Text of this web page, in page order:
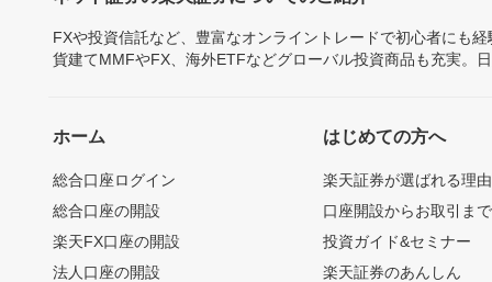
FXや投資信託など、豊富なオンライントレードで初心者にも
貨建てMMFやFX、海外ETFなどグローバル投資商品も充実。
ホーム
総合口座ログイン
総合口座の開設
楽天FX口座の開設
法人口座の開設
はじめての方へ
楽天証券が選ばれる理由
口座開設からお取引ま
投資ガイド&セミナー
楽天証券のあんしん